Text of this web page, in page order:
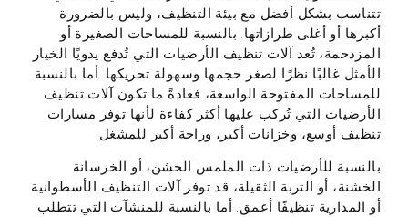
تتناسب بشكل أفضل مع بيئة التنظيف، وليس بالضرورة
أكبرها أو أغلى طرازاتها. بالنسبة للمساحات الصغيرة أو
المزدحمة، تُعد آلات تنظيف الأرضيات التي تُدفع يدويًا الخيار
الأمثل غالبًا نظرًا لصغر حجمها وسهولة تحريكها. أما بالنسبة
للمساحات المفتوحة الواسعة، فعادةً ما تكون آلات تنظيف
الأرضيات التي تُركب عليها أكثر كفاءة لأنها توفر مسارات
تنظيف أوسع، وخزانات أكبر، وراحة أكبر للمشغل.
بالنسبة للأرضيات ذات الملمس الخشن، أو الخرسانة
الخشنة، أو التربة الثقيلة، قد توفر آلات التنظيف الأسطوانية
أو المدارية تنظيفًا أعمق. أما بالنسبة للمنشآت التي تتطلب